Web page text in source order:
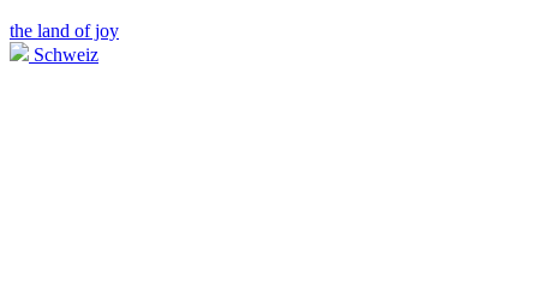
the land of joy
Schweiz